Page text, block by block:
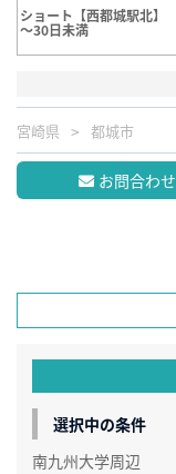
ショート【西都城駅北】
～30日未満
宮崎県 都城市
お問合わせ
選択中の条件
南九州大学周辺